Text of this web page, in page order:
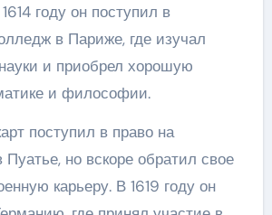
году он поступил в
в Париже, где изучал
и приобрел хорошую
и философии.
поступил в право на
Пуатье, но вскоре обратил свое
карьеру. В 1619 году он